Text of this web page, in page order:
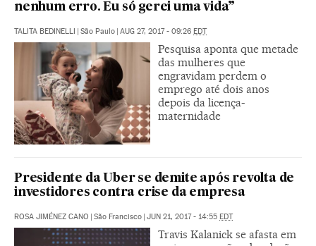
nenhum erro. Eu só gerei uma vida”
TALITA BEDINELLI | São Paulo | AUG 27, 2017 - 09:26 EDT
Pesquisa aponta que metade
das mulheres que
engravidam perdem o
emprego até dois anos
depois da licença-
maternidade
Presidente da Uber se demite após revolta de
investidores contra crise da empresa
ROSA JIMÉNEZ CANO | São Francisco | JUN 21, 2017 - 14:55 EDT
Travis Kalanick se afasta em